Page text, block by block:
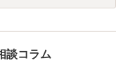
をお勧めします。
談コラム